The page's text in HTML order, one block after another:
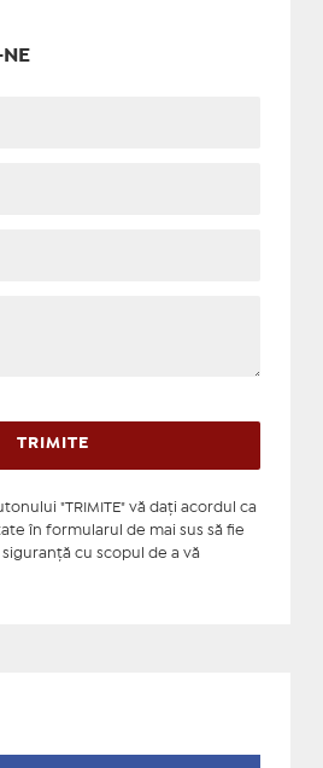
"TRIMITE" vă daţi acordul ca
în formularul de mai sus să fie
cu scopul de a vă